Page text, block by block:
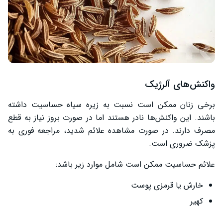
واکنش‌های آلرژیک
برخی زنان ممکن است نسبت به زیره سیاه حساسیت داشته
باشند. این واکنش‌ها نادر هستند اما در صورت بروز نیاز به قطع
مصرف دارند. در صورت مشاهده علائم شدید، مراجعه فوری به
پزشک ضروری است.
علائم حساسیت ممکن است شامل موارد زیر باشد:
خارش یا قرمزی پوست
کهیر